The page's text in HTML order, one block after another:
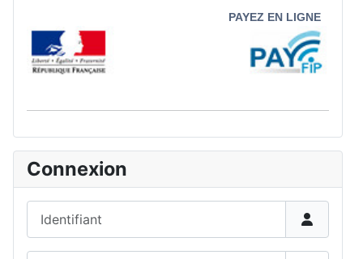
PAYEZ EN LIGNE
Connexion